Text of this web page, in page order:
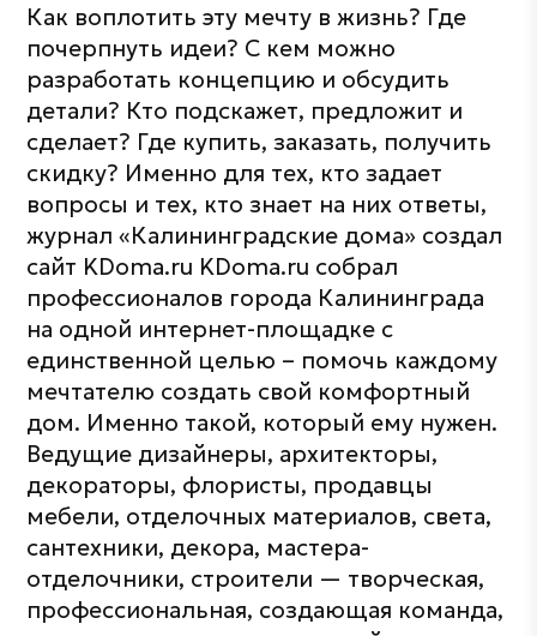
Как воплотить эту мечту в жизнь? Где
почерпнуть идеи? С кем можно
разработать концепцию и обсудить
детали? Кто подскажет, предложит и
сделает? Где купить, заказать, получить
скидку? Именно для тех, кто задает
вопросы и тех, кто знает на них ответы,
журнал «Калининградские дома» создал
сайт KDoma.ru KDoma.ru собрал
профессионалов города Калининграда
на одной интернет-площадке с
единственной целью – помочь каждому
мечтателю создать свой комфортный
дом. Именно такой, который ему нужен.
Ведущие дизайнеры, архитекторы,
декораторы, флористы, продавцы
мебели, отделочных материалов, света,
сантехники, декора, мастера-
отделочники, строители — творческая,
профессиональная, создающая команда,